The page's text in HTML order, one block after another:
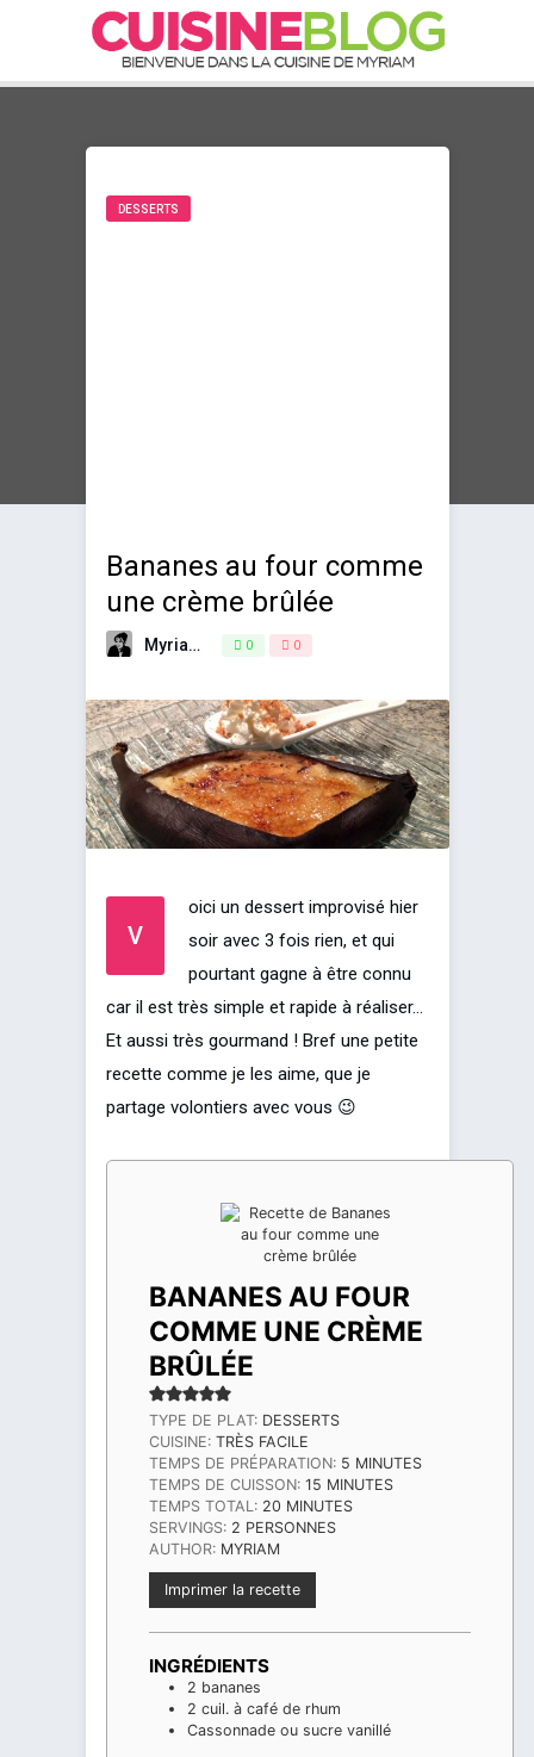
DESSERTS
Bananes au four comme
une crème brûlée
Myriam 6 février 2015
0 0
V
oici un dessert improvisé hier
soir avec 3 fois rien, et qui
pourtant gagne à être connu
car il est très simple et rapide à réaliser…
Et aussi très gourmand ! Bref une petite
recette comme je les aime, que je
partage volontiers avec vous 😉
BANANES AU FOUR
COMME UNE CRÈME
BRÛLÉE
TYPE DE PLAT: DESSERTS
CUISINE: TRÈS FACILE
TEMPS DE PRÉPARATION: 5 MINUTES
MINUTES
TEMPS DE CUISSON: 15 MINUTES
MINUTES
TEMPS TOTAL: 20 MINUTES
MINUTES
SERVINGS: 2 PERSONNES
AUTHOR: MYRIAM
Imprimer la recette
INGRÉDIENTS
2 bananes
2 cuil. à café de rhum
Cassonnade ou sucre vanillé